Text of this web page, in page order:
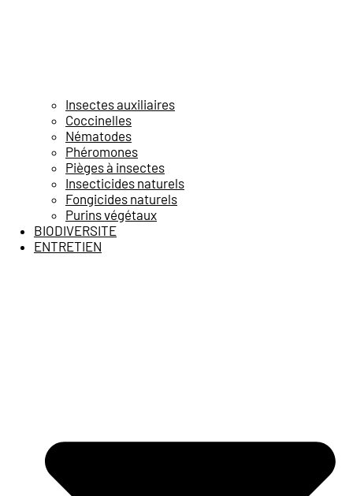
Insectes auxiliaires
Coccinelles
Nématodes
Phéromones
Pièges à insectes
Insecticides naturels
Fongicides naturels
Purins végétaux
BIODIVERSITE
ENTRETIEN